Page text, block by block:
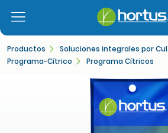
Productos
Soluciones integrales por
Programa-Cítrico
Programa Cítricos